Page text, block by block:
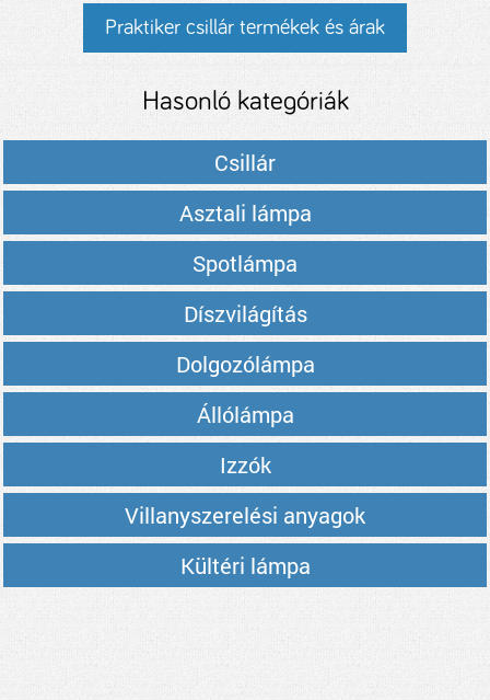
Praktiker csillár termékek és árak
Hasonló kategóriák
Csillár
Asztali lámpa
Spotlámpa
Díszvilágítás
Dolgozólámpa
Állólámpa
Izzók
Villanyszerelési anyagok
Kültéri lámpa